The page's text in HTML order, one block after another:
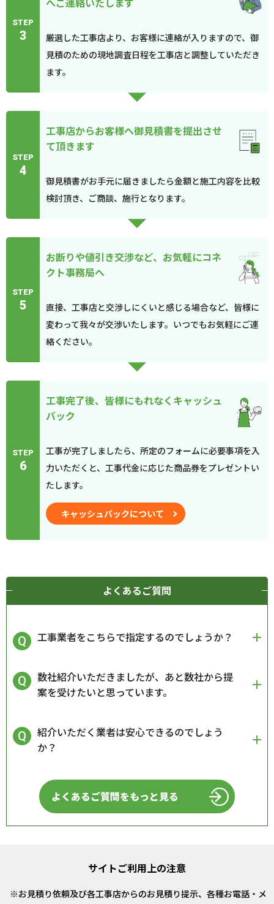
STEP
3
厳選した工事店より、お客様に連絡が入りますので、御
見積のための現地調査日程を工事店と調整していただき
ます。
STEP
4
工事店からお客様へ御見積書を提出させ
て頂きます
御見積書がお手元に届きましたら金額と施工内容を比較
検討頂き、ご商談、施行となります。
STEP
5
お断りや値引き交渉など、お気軽にコネ
クト事務局へ
直接、工事店と交渉しにくいと感じる場合など、皆様に
変わって我々が交渉いたします。いつでもお気軽にご連
絡ください。
STEP
6
工事完了後、皆様にもれなくキャッシュ
バック
工事が完了しましたら、所定のフォームに必要事項を入
力いただくと、工事代金に応じた商品券をプレゼントい
たします。
キャッシュバックについて
よくあるご質問
工事業者をこちらで指定するのでしょうか？
数社紹介いただきましたが、あと数社から提
案を受けたいと思っています。
紹介いただく業者は安心できるのでしょう
か？
よくあるご質問をもっと見る
サイトご利用上の注意
お見積り依頼及び各工事店からのお見積り提示、各種お電話・メ